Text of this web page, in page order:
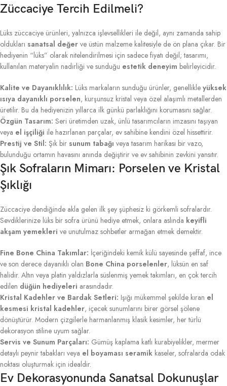
Züccaciye Tercih Edilmeli?
Lüks züccaciye ürünleri, yalnızca işlevsellikleri ile değil, aynı zamanda sahip
oldukları sanatsal değer ve üstün malzeme kalitesiyle de ön plana çıkar. Bir
hediyenin “lüks” olarak nitelendirilmesi için sadece fiyatı değil; tasarımı,
kullanılan materyalin nadirliği ve sunduğu estetik deneyim belirleyicidir.
Kalite ve Dayanıklılık: Lüks markaların sunduğu ürünler, genellikle yüksek
ısıya dayanıklı porselen, kurşunsuz kristal veya özel alaşımlı metallerden
üretilir. Bu da hediyenizin yıllarca ilk günkü parlaklığını korumasını sağlar.
Özgün Tasarım: Seri üretimden uzak, ünlü tasarımcıların imzasını taşıyan
veya el işçiliği ile hazırlanan parçalar, ev sahibine kendini özel hissettirir.
Prestij ve Stil: Şık bir sunum tabağı veya tasarım harikası bir vazo,
bulunduğu ortamın havasını anında değiştirir ve ev sahibinin zevkini yansıtır.
Şık Sofraların Mimarı: Porselen ve Kristal
Şıklığı
Züccaciye dendiğinde akla gelen ilk şey şüphesiz ki görkemli sofralardır.
Sevdiklerinize lüks bir sofra ürünü hediye etmek, onlara aslında keyifli
akşam yemekleri ve unutulmaz sohbetler armağan etmek demektir.
Fine Bone China Takımlar: İçeriğindeki kemik külü sayesinde şeffaf, ince
ve son derece dayanıklı olan Bone China porselenler, lüksün en saf
halidir. Altın veya platin yaldızlarla süslenmiş yemek takımları, en çok tercih
edilen düğün hediyeleri arasındadır.
Kristal Kadehler ve Bardak Setleri: Işığı mükemmel şekilde kıran el
kesmesi kristal kadehler, içecek sunumlarını birer görsel şölene
dönüştürür. Modern çizgilerle harmanlanmış klasik kesimler, her türlü
dekorasyon stiline uyum sağlar.
Servis ve Sunum Parçaları: Gümüş kaplama katlı kurabiyelikler, mermer
detaylı peynir tabakları veya el boyaması seramik kaseler, sofralarda odak
noktası oluşturmak için idealdir.
Ev Dekorasyonunda Sanatsal Dokunuşlar